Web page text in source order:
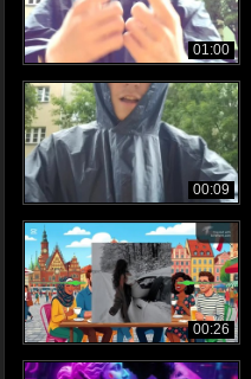
01:00
00:09
00:26